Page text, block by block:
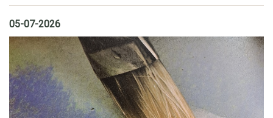
05-07-2026